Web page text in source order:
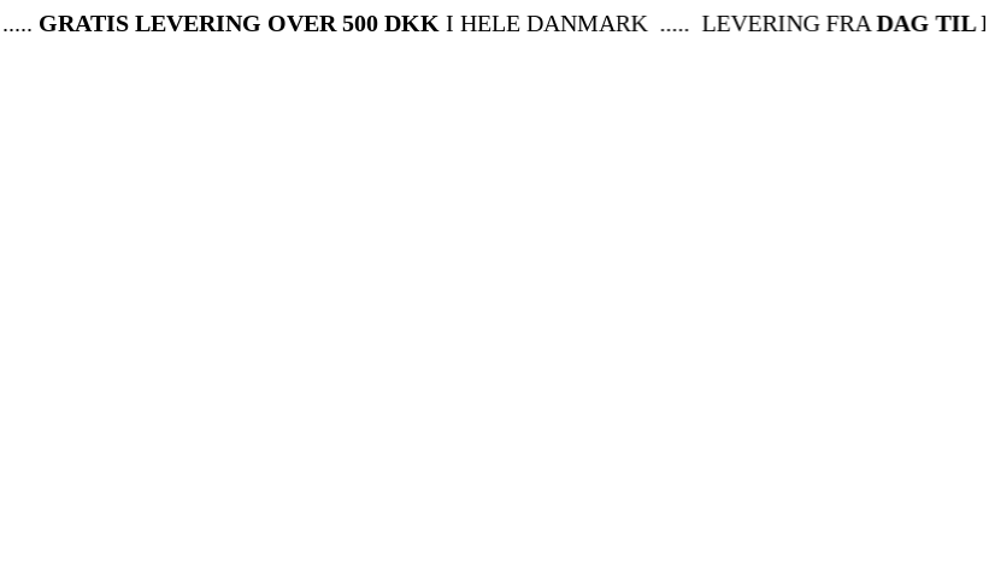
GRATIS LEVERING OVER 500 DKKI HELE DANMARK ..... LEVERING FRADAG TIL DAG